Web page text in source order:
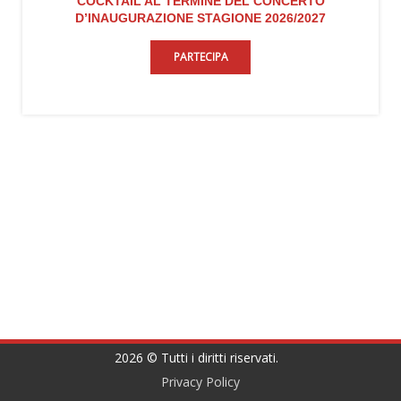
D’INAUGURAZIONE STAGIONE 2026/2027
PARTECIPA
2026 © Tutti i diritti riservati.
Privacy Policy